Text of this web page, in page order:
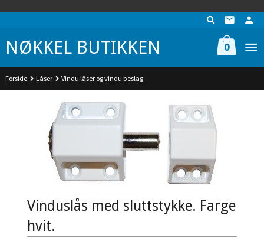
NØKKEL BUTIKKEN 0
Forside Låser Vindu låser og vindu beslag
Vinduslås med sluttstykke. Farge
hvit.